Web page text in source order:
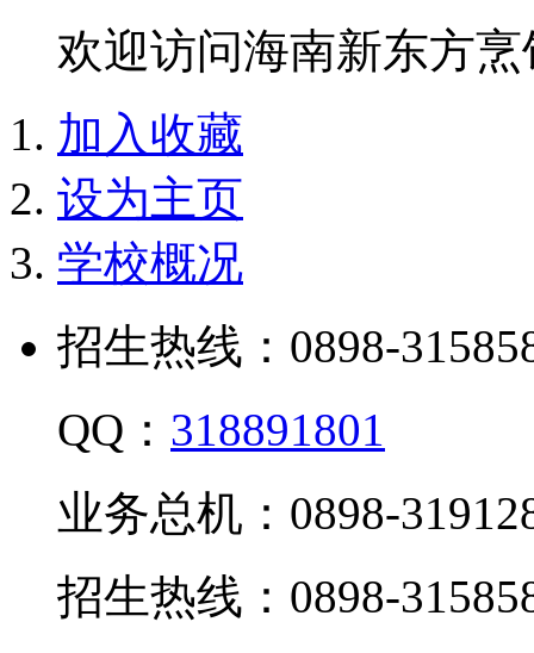
欢迎访问海南新东方
加入收藏
设为主页
学校概况
招生热线：0898-
QQ： 318891801
业务总机：0898-
招生热线：0898-